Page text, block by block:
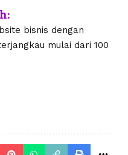
bisnis dengan
mulai dari 100